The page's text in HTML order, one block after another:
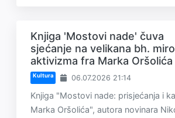
Knjiga 'Mostovi nade' čuva
sjećanje na velikana bh.
aktivizma fra Marka Oršolića
Kultura 06.07.2026 21:14
Knjiga "Mostovi nade: prisjećanja i
Marka Oršolića", autora novinara